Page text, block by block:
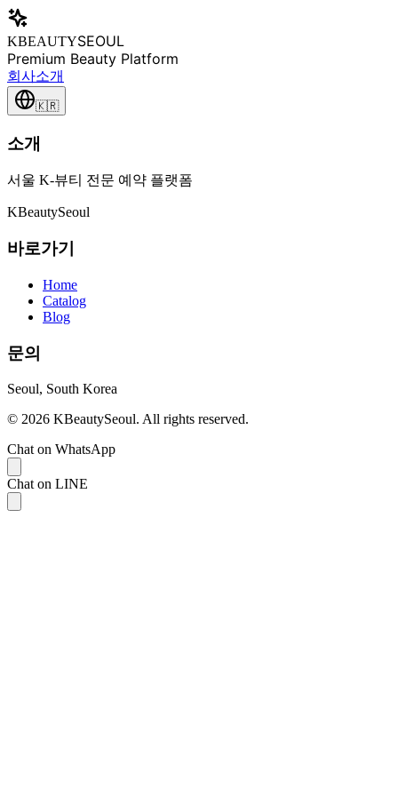
KBEAUTYSEOUL
Premium Beauty Platform
회사소개
🇰🇷
소개
서울 K-뷰티 전문 예약 플랫폼
KBeautySeoul
바로가기
Home
Catalog
Blog
문의
Seoul, South Korea
© 2026 KBeautySeoul. All rights reserved.
Chat on WhatsApp
Chat on LINE